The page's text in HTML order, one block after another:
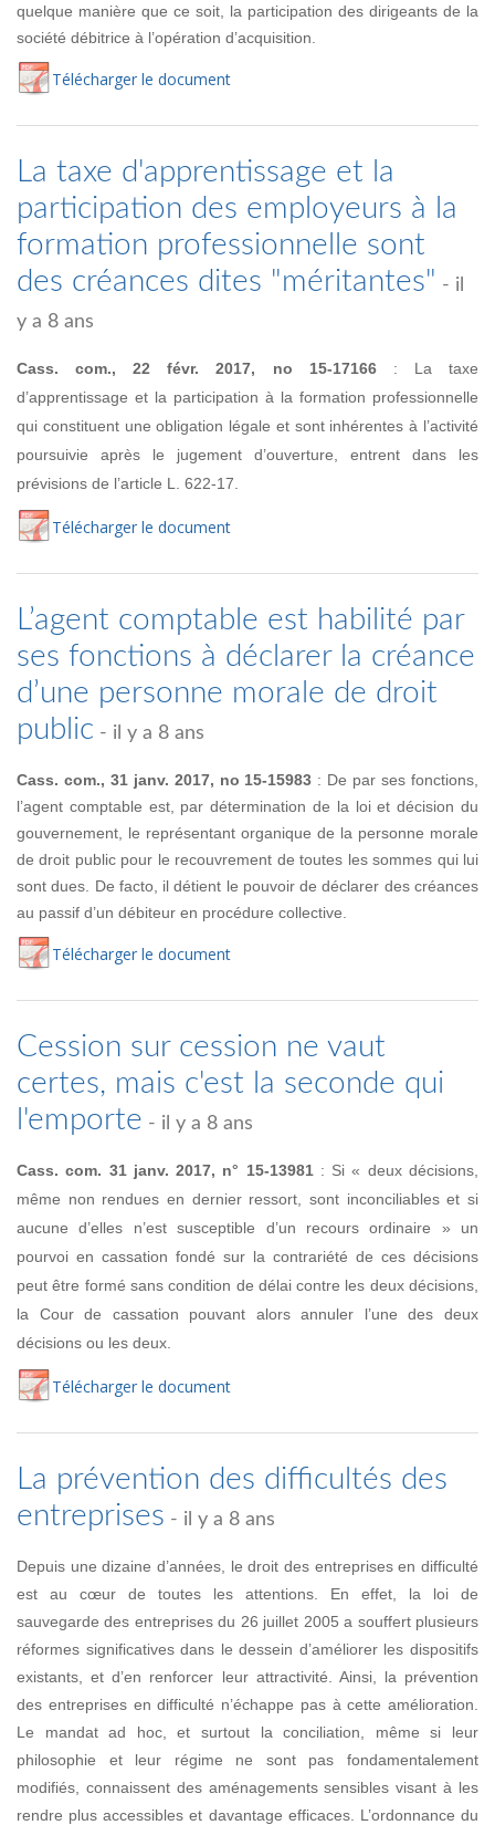
quelque manière que ce soit, la participation des dirigeants de la
société débitrice à l’opération d’acquisition.
Télécharger le document
La taxe d'apprentissage et la
participation des employeurs à la
formation professionnelle sont
des créances dites "méritantes" - il
y a 8 ans
Cass. com., 22 févr. 2017, no 15-17166: La taxe
d’apprentissage et la participation à la formation professionnelle
qui constituent une obligation légale et sont inhérentesà l’activité
poursuivie après le jugement d’ouverture, entrent dans les
prévisions de l’article L. 622-17.
Télécharger le document
L’agent comptable est habilité par
ses fonctions à déclarer la créance
d’une personne morale de droit
public - il y a 8 ans
Cass. com., 31 janv. 2017, no 15-15983 : De par ses fonctions,
l’agent comptable est, par détermination de la loi et décision du
gouvernement, le représentant organique de la personne morale
de droit public pour le recouvrement de toutes les sommes qui lui
sont dues. De facto, il détient le pouvoir de déclarer des créances
au passif d’un débiteur en procédure collective.
Télécharger le document
Cession sur cession ne vaut
certes, mais c'est la seconde qui
l'emporte - il y a 8 ans
Cass. com. 31 janv. 2017, n° 15-13981: Si « deux décisions,
même non rendues en dernier ressort, sont inconciliables et si
aucune d’elles n’est susceptible d’un recours ordinaire » un
pourvoi en cassation fondé sur la contrariété de ces décisions
peut être formé sans condition de délai contre les deux décisions,
la Cour de cassation pouvant alors annuler l’une des deux
décisions ou les deux.
Télécharger le document
La prévention des difficultés des
entreprises - il y a 8 ans
Depuis une dizaine d’années, le droit des entreprises en difficulté
est au cœur de toutes les attentions. En effet, la loi de
sauvegarde des entreprises du 26 juillet 2005 a souffert plusieurs
réformes significatives dans le dessein d’améliorer les dispositifs
existants, et d’en renforcer leur attractivité. Ainsi, la prévention
des entreprises en difficulté n’échappe pas à cette amélioration.
Le mandat ad hoc, et surtout la conciliation, même si leur
philosophie et leur régime ne sont pas fondamentalement
modifiés, connaissent des aménagements sensiblesvisant à les
rendre plus accessibles et davantage efficaces. L’ordonnance du